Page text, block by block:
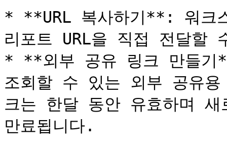
* **URL 복사하기**: 워크
리포트 URL을 직접 전달할
* **외부 공유 링크 만들기
조회할 수 있는 외부 공유
크는 한달 동안 유효하며
만료됩니다.